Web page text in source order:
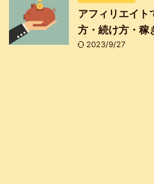
アフィリエイト
方・続け方・稼
2023/9/27